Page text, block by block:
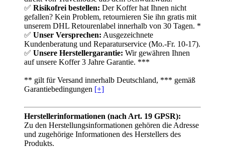
✅ Risikofrei bestellen: Der Koffer hat Ihnen nicht
gefallen? Kein Problem, retournieren Sie ihn gratis mit
unserem DHL Retourenlabel innerhalb von 30 Tagen. *
✅ Unser Versprechen: Ausgezeichnete
Kundenberatung und Reparaturservice (Mo.-Fr. 10-17).
✅ Unsere Herstellergarantie: Wir gewähren Ihnen
auf unsere Koffer 3 Jahre Garantie. ***
** gilt für Versand innerhalb Deutschland, *** gemäß
Garantiebedingungen [+]
Herstellerinformationen (nach Art. 19 GPSR):
Zu den Herstellungsinformationen gehören die Adresse
und zugehörige Informationen des Herstellers des
Produkts.